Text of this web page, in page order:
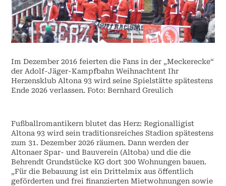
Im Dezember 2016 feierten die Fans in der „Meckerecke“
der Adolf-Jäger-Kampfbahn Weihnachtent Ihr
Herzensklub Altona 93 wird seine Spielstätte spätestens
Ende 2026 verlassen. Foto: Bernhard Greulich
Fußballromantikern blutet das Herz: Regionalligist
Altona 93 wird sein traditionsreiches Stadion spätestens
zum 31. Dezember 2026 räumen. Dann werden der
Altonaer Spar- und Bauverein (Altoba) und die die
Behrendt Grundstücke KG dort 300 Wohnungen bauen.
„Für die Bebauung ist ein Drittelmix aus öffentlich
geförderten und frei finanzierten Mietwohnungen sowie